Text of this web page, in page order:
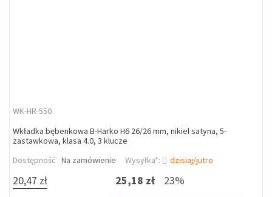
WK-HR-550
Wkładka bębenkowa B-Harko H6 26/26 mm, nikiel satyna, 5-
zastawkowa, klasa 4.0, 3 klucze
Dostępność Na zamówienie Wysyłka*: dzisiaj/jutro
20,47 zł 25,18 zł 23%